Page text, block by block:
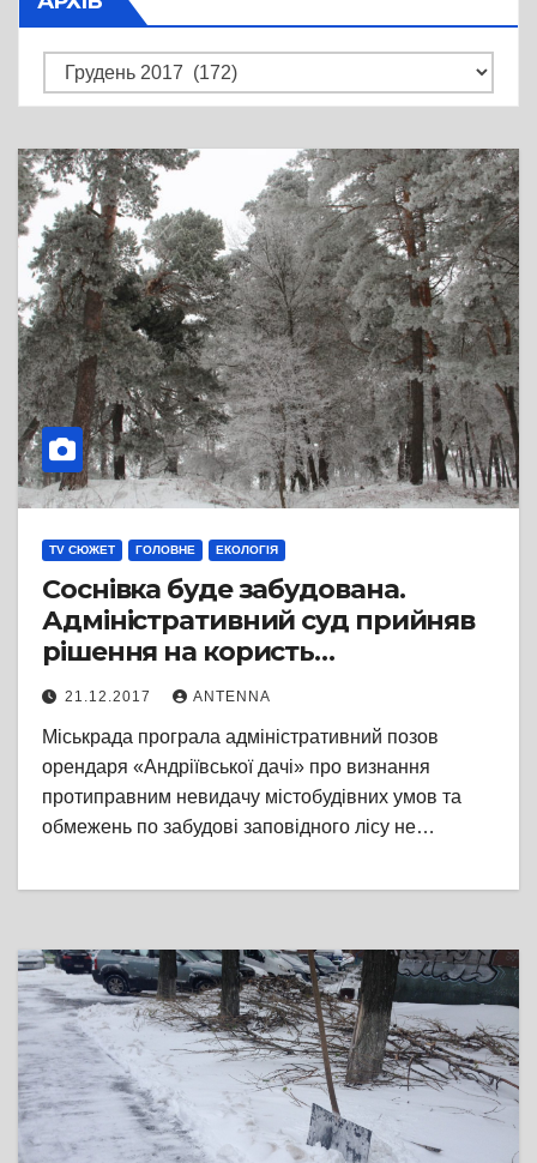
Архів
TV СЮЖЕТ ГОЛОВНЕ ЕКОЛОГІЯ
Соснівка буде забудована.
Адміністративний суд прийняв
рішення на користь
забудовника
21.12.2017 ANTENNA
Міськрада програла адміністративний позов
орендаря «Андріївської дачі» про визнання
протиправним невидачу містобудівних умов та
обмежень по забудові заповідного лісу не…